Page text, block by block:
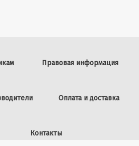
Правовая информация
Оплата и доставка
Контакты